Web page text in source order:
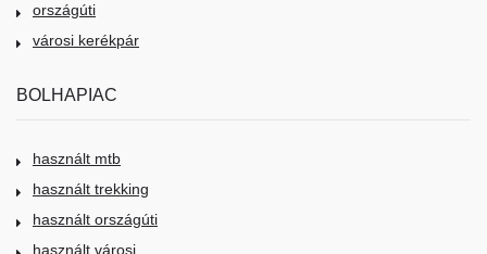
országúti
városi kerékpár
BOLHAPIAC
használt mtb
használt trekking
használt országúti
használt városi